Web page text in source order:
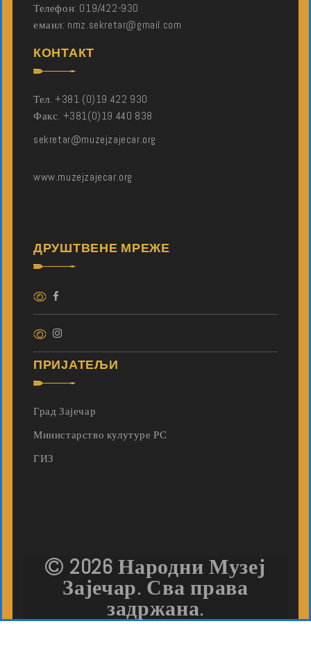
Телефон: 019/422-930
емаил: nmz.sekretar@gmail.com
КОНТАКТ
Тел. +381 (0)19 422 930
Факс. +381(0)19 440 838
sekretar@muzejzajecar.org
www.muzejzajecar.org
ДРУШТВЕНЕ МРЕЖЕ
ПРИЈАТЕЉИ
Град Зајечар
Министарство кулутуре РС
ГИЗ
2026 Народни Музеј
Зајечар. Сва права
задржана.